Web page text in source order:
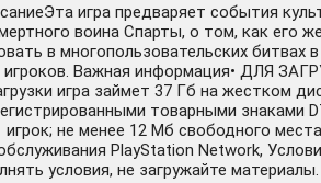
игра предваряет события
воина Спарты, о том, как его
в многопользовательских битвах
игроков. Важная информация•
игра займет 37 Гб на жестком
товарными знаками
не менее 12 Мб свободного
PlayStation Network,
условия, не загружайте